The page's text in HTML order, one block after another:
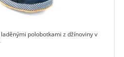
polobotkami z džínoviny v